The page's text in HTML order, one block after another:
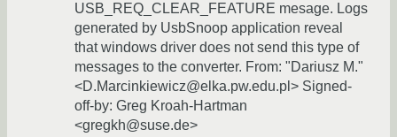
USB_REQ_CLEAR_FEATURE mesage. Logs
generated by UsbSnoop application reveal
that windows driver does not send this type of
messages to the converter. From: "Dariusz M."
<D.Marcinkiewicz@elka.pw.edu.pl> Signed-
off-by: Greg Kroah-Hartman
<gregkh@suse.de>